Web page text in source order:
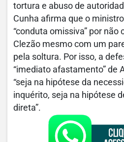
tortura e abuso de
Cunha afirma que o
“conduta omissiva” por não
Clezão mesmo com um
pela soltura. Por isso, a
“imediato afastamento” de
“seja na hipótese da
inquérito, seja na hipótese
direta”.